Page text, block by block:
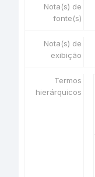
Nota(s) de
fonte(s)
Nota(s) de
exibição
Termos
hierárquicos